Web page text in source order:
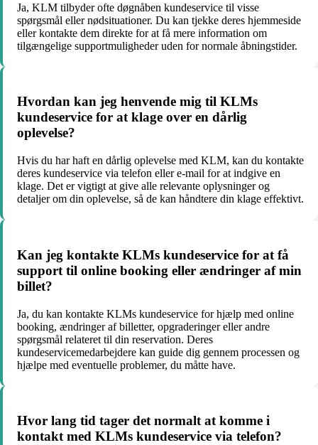
Ja, KLM tilbyder ofte døgnåben kundeservice til visse
spørgsmål eller nødsituationer. Du kan tjekke deres hjemmeside
eller kontakte dem direkte for at få mere information om
tilgængelige supportmuligheder uden for normale åbningstider.
Hvordan kan jeg henvende mig til KLMs
kundeservice for at klage over en dårlig
oplevelse?
Hvis du har haft en dårlig oplevelse med KLM, kan du kontakte
deres kundeservice via telefon eller e-mail for at indgive en
klage. Det er vigtigt at give alle relevante oplysninger og
detaljer om din oplevelse, så de kan håndtere din klage effektivt.
Kan jeg kontakte KLMs kundeservice for at få
support til online booking eller ændringer af min
billet?
Ja, du kan kontakte KLMs kundeservice for hjælp med online
booking, ændringer af billetter, opgraderinger eller andre
spørgsmål relateret til din reservation. Deres
kundeservicemedarbejdere kan guide dig gennem processen og
hjælpe med eventuelle problemer, du måtte have.
Hvor lang tid tager det normalt at komme i
kontakt med KLMs kundeservice via telefon?